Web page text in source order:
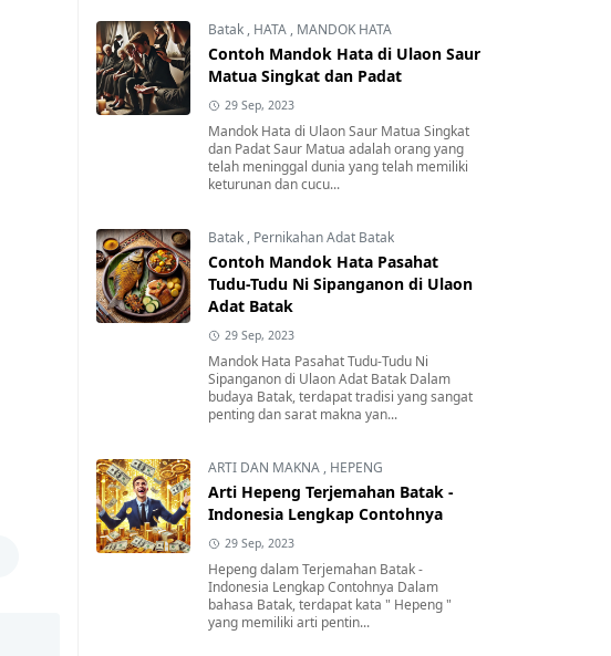
Batak , HATA , MANDOK HATA
Contoh Mandok Hata di Ulaon Saur
Matua Singkat dan Padat
29 Sep, 2023
Mandok Hata di Ulaon Saur Matua Singkat
dan Padat Saur Matua adalah orang yang
telah meninggal dunia yang telah memiliki
keturunan dan cucu...
Batak , Pernikahan Adat Batak
Contoh Mandok Hata Pasahat
Tudu-Tudu Ni Sipanganon di Ulaon
Adat Batak
29 Sep, 2023
Mandok Hata Pasahat Tudu-Tudu Ni
Sipanganon di Ulaon Adat Batak Dalam
budaya Batak, terdapat tradisi yang sangat
penting dan sarat makna yan...
ARTI DAN MAKNA , HEPENG
Arti Hepeng Terjemahan Batak -
Indonesia Lengkap Contohnya
29 Sep, 2023
Hepeng dalam Terjemahan Batak -
Indonesia Lengkap Contohnya Dalam
bahasa Batak, terdapat kata " Hepeng "
yang memiliki arti pentin...